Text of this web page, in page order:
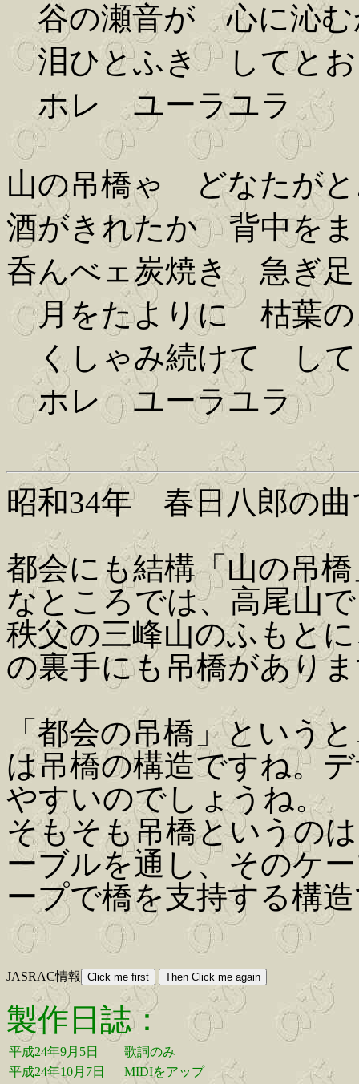
谷の瀬音が 心に沁む
泪ひとふき してと
ホレ ユーラユラ
山の吊橋ゃ どなたが
酒がきれたか 背中を
呑んべェ炭焼き 急ぎ足
月をたよりに 枯葉の
くしゃみ続けて して
ホレ ユーラユラ
昭和34年 春日八郎の曲
都会にも結構「山の吊
なところでは、高尾山
秩父の三峰山のふもと
の裏手にも吊橋があり
「都会の吊橋」という
は吊橋の構造ですね。
やすいのでしょうね。
そもそも吊橋というの
ーブルを通し、そのケ
ープで橋を支持する構
JASRAC情報
製作日誌：
平成24年9月5日
歌詞のみ
平成24年10月7日
MIDIをアップ